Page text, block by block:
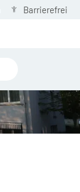
Barrierefrei